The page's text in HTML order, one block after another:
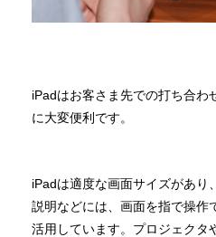
iPadはお客さま先での打ち合わ
に大変便利です。
iPadは適度な画面サイズがあり
説明などには、画面を指で操作
活用しています。プロジェクタ